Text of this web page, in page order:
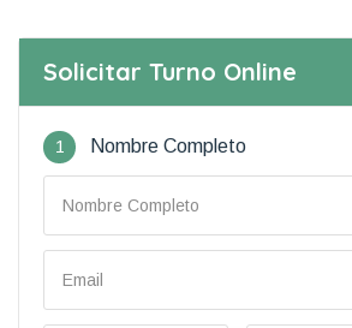
Solicitar Turno Online
1 Nombre Completo